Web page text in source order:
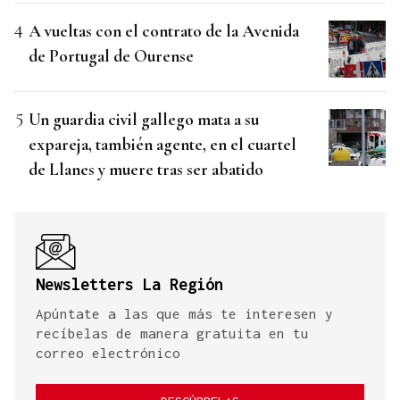
A vueltas con el contrato de la Avenida
de Portugal de Ourense
Un guardia civil gallego mata a su
expareja, también agente, en el cuartel
de Llanes y muere tras ser abatido
Newsletters La Región
Apúntate a las que más te interesen y
recíbelas de manera gratuita en tu
correo electrónico